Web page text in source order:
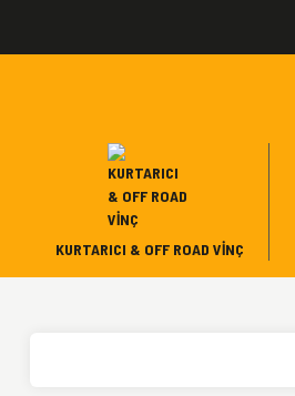
KURTARICI & OFF ROAD VINÇ